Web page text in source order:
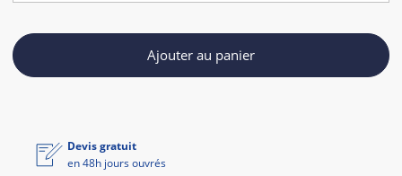
Ajouter au panier
Devis gratuit
en 48h jours ouvrés